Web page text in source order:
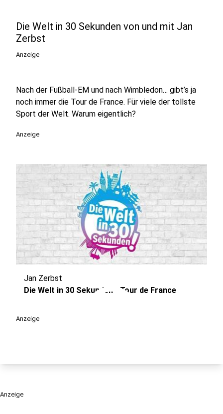
Die Welt in 30 Sekunden von und mit Jan
Zerbst
Anzeige
Nach der Fußball-EM und nach Wimbledon… gibt’s ja
noch immer die Tour de France. Für viele der tollste
Sport der Welt. Warum eigentlich?
Anzeige
play_circle
Jan Zerbst
Die Welt in 30 Sekunden - Tour de France
Anzeige
Anzeige